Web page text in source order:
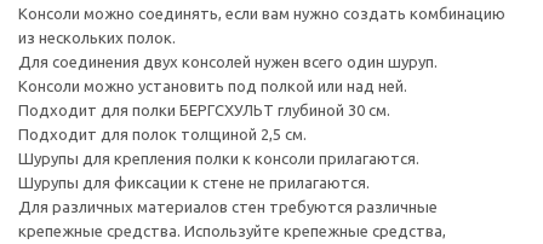
Консоли можно соединять, если вам нужно создать комбинацию
из нескольких полок.
Для соединения двух консолей нужен всего один шуруп.
Консоли можно установить под полкой или над ней.
Подходит для полки БЕРГСХУЛЬТ глубиной 30 см.
Подходит для полок толщиной 2,5 см.
Шурупы для крепления полки к консоли прилагаются.
Шурупы для фиксации к стене не прилагаются.
Для различных материалов стен требуются различные
крепежные средства. Используйте крепежные средства,